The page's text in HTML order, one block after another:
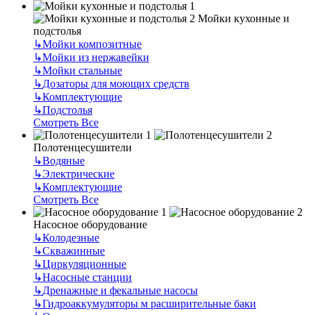
Мойки кухонные и
подстолья
↳Мойки композитные
↳Мойки из нержавейки
↳Мойки стальные
↳Дозаторы для моющих средств
↳Комплектующие
↳Подстолья
Смотреть Все
Полотенцесушители
↳Водяные
↳Электрические
↳Комплектующие
Смотреть Все
Насосное оборудование
↳Колодезные
↳Скважинные
↳Циркуляционные
↳Насосные станции
↳Дренажные и фекальные насосы
↳Гидроаккумуляторы м расширительные баки